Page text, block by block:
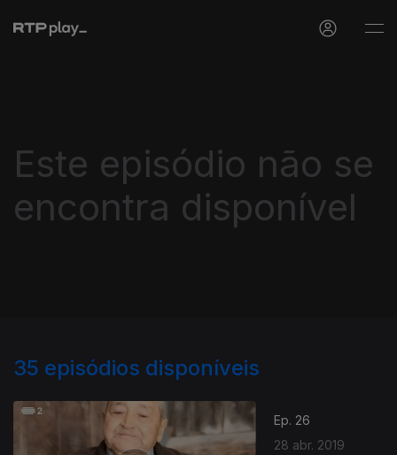
Este episódio não se
encontra disponível
35 episódios disponíveis
Ep. 26
28 abr. 2019